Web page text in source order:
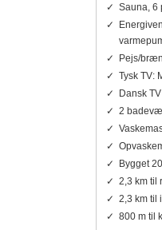
Sauna, 6
Pejs/
Tysk TV:
Dansk TV
2
Bygget
2,3 km til
2,3 km til
800 m til